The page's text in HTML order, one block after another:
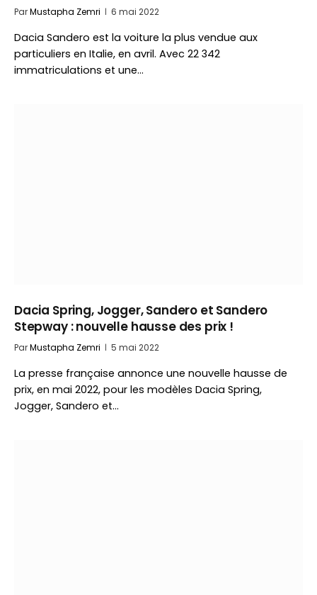
ParMustapha Zemri 6 mai 2022
Dacia Sandero est la voiture la plus vendue aux
particuliers en Italie, en avril. Avec 22 342
immatriculations et une…
Dacia Spring, Jogger, Sandero et Sandero
Stepway : nouvelle hausse des prix !
ParMustapha Zemri 5 mai 2022
La presse française annonce une nouvelle hausse de
prix, en mai 2022, pour les modèles Dacia Spring,
Jogger, Sandero et…